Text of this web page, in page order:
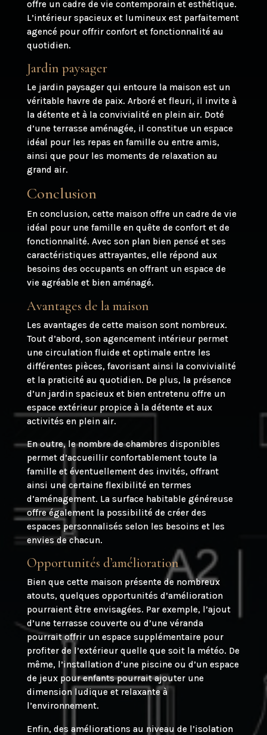
offre un cadre de vie contemporain et esthétique.
L’intérieur spacieux et lumineux est parfaitement
agencé pour offrir confort et fonctionnalité au
quotidien.
Jardin paysager
Le jardin paysager qui entoure la maison est un
véritable havre de paix. Arboré et fleuri, il invite à
la détente et à la convivialité en plein air. Doté
d’une terrasse aménagée, il constitue un espace
idéal pour les repas en famille ou entre amis,
ainsi que pour les moments de relaxation au
grand air.
Conclusion
En conclusion, cette maison offre un cadre de vie
idéal pour une famille en quête de confort et de
fonctionnalité. Avec son plan bien pensé et ses
caractéristiques attrayantes, elle répond aux
besoins des occupants en offrant un espace de
vie agréable et bien aménagé.
Avantages de la maison
Les avantages de cette maison sont nombreux.
Tout d’abord, son agencement intérieur permet
une circulation fluide et optimale entre les
différentes pièces, favorisant ainsi la convivialité
et la praticité au quotidien. De plus, la présence
d’un jardin spacieux et bien entretenu offre un
espace extérieur propice à la détente et aux
activités en plein air.
En outre, le nombre de chambres disponibles
permet d’accueillir confortablement toute la
famille et éventuellement des invités, offrant
ainsi une certaine flexibilité en termes
d’aménagement. La surface habitable généreuse
offre également la possibilité de créer des
espaces personnalisés selon les besoins et les
envies de chacun.
Opportunités d’amélioration
Bien que cette maison présente de nombreux
atouts, quelques opportunités d’amélioration
pourraient être envisagées. Par exemple, l’ajout
d’une terrasse couverte ou d’une véranda
pourrait offrir un espace supplémentaire pour
profiter de l’extérieur quelle que soit la météo. De
même, l’installation d’une piscine ou d’un espace
de jeux pour enfants pourrait ajouter une
dimension ludique et relaxante à
l’environnement.
Enfin, des améliorations au niveau de l’isolation